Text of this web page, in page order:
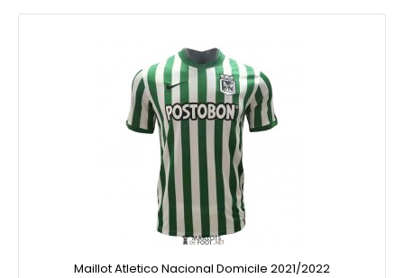
Maillot Atletico Nacional Domicile 2021/2022